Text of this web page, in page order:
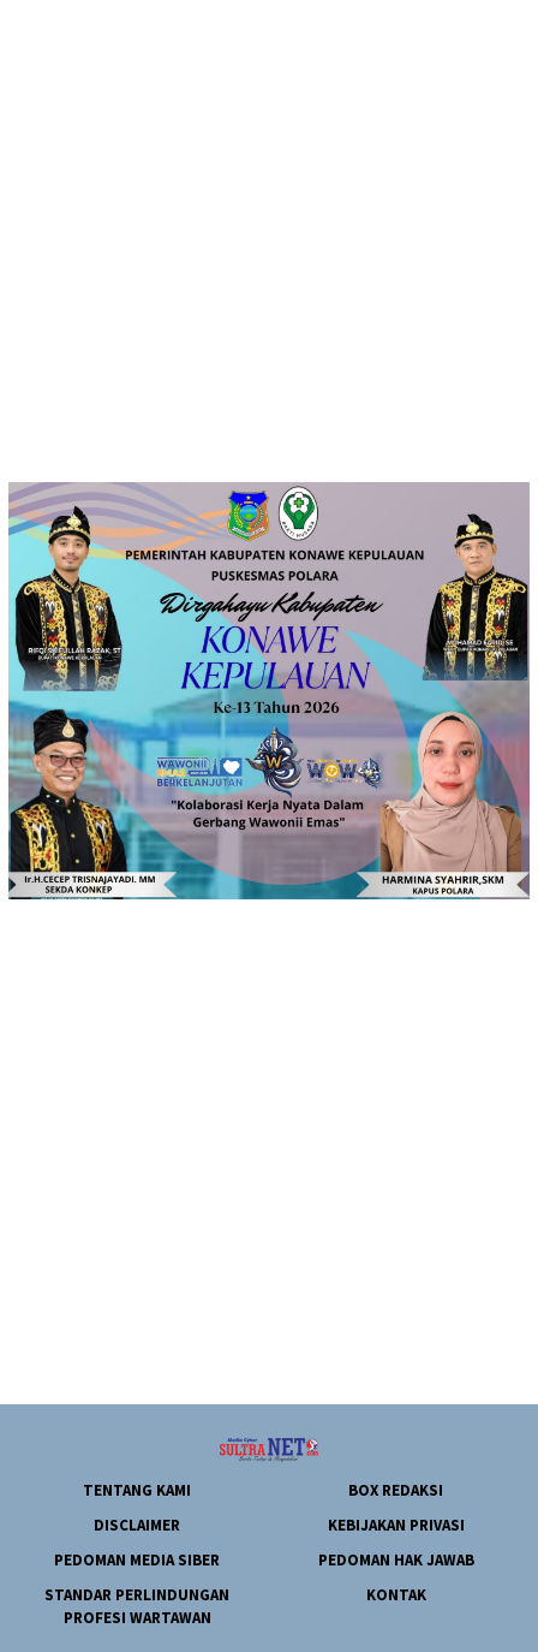
TENTANG KAMI
BOX REDAKSI
DISCLAIMER
KEBIJAKAN PRIVASI
PEDOMAN MEDIA SIBER
PEDOMAN HAK JAWAB
STANDAR PERLINDUNGAN
PROFESI WARTAWAN
KONTAK